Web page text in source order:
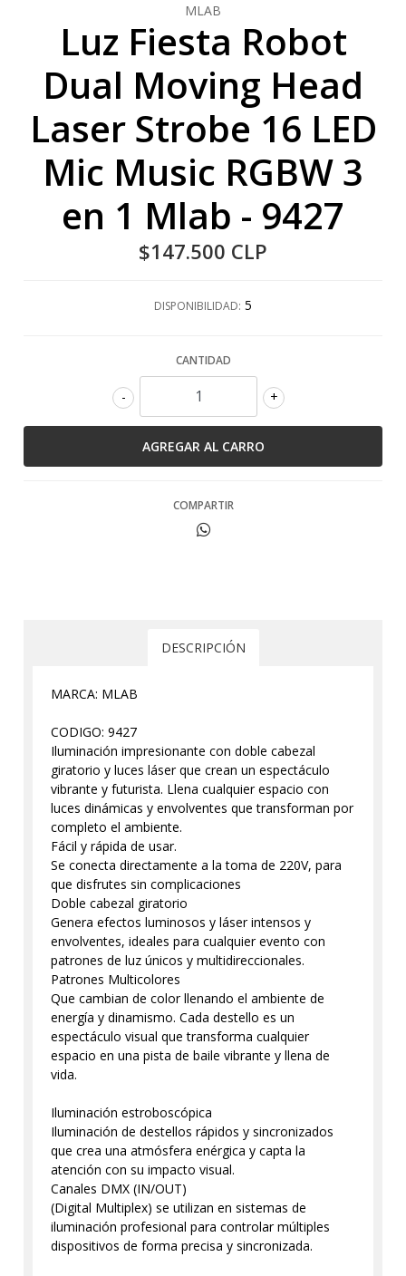
MLAB
Luz Fiesta Robot
Dual Moving Head
Laser Strobe 16 LED
Mic Music RGBW 3
en 1 Mlab - 9427
$147.500 CLP
DISPONIBILIDAD: 5
CANTIDAD
+
-
COMPARTIR
DESCRIPCIÓN
MARCA: MLAB
CODIGO: 9427
Iluminación impresionante con doble cabezal
giratorio y luces láser que crean un espectáculo
vibrante y futurista. Llena cualquier espacio con
luces dinámicas y envolventes que transforman por
completo el ambiente.
Fácil y rápida de usar.
Se conecta directamente a la toma de 220V, para
que disfrutes sin complicaciones
Doble cabezal giratorio
Genera efectos luminosos y láser intensos y
envolventes, ideales para cualquier evento con
patrones de luz únicos y multidireccionales.
Patrones Multicolores
Que cambian de color llenando el ambiente de
energía y dinamismo. Cada destello es un
espectáculo visual que transforma cualquier
espacio en una pista de baile vibrante y llena de
vida.
Iluminación estroboscópica
Iluminación de destellos rápidos y sincronizados
que crea una atmósfera enérgica y capta la
atención con su impacto visual.
Canales DMX (IN/OUT)
(Digital Multiplex) se utilizan en sistemas de
iluminación profesional para controlar múltiples
dispositivos de forma precisa y sincronizada.